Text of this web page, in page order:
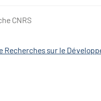
CNRS
Recherches sur le